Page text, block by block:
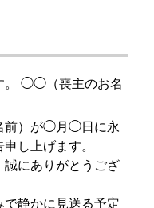
。 ◯◯（喪主のお名
前）が◯月◯日に永
し上げます。
にありがとうござ
静かに見送る予定